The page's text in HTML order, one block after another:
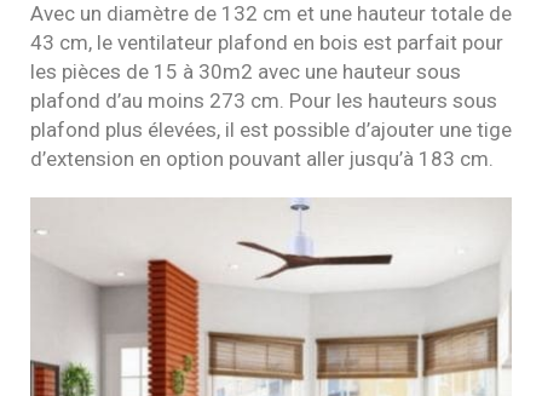
Avec un diamètre de 132 cm et une hauteur totale de
43 cm, le ventilateur plafond en bois est parfait pour
les pièces de 15 à 30m2 avec une hauteur sous
plafond d’au moins 273 cm. Pour les hauteurs sous
plafond plus élevées, il est possible d’ajouter une tige
d’extension en option pouvant aller jusqu’à 183 cm.